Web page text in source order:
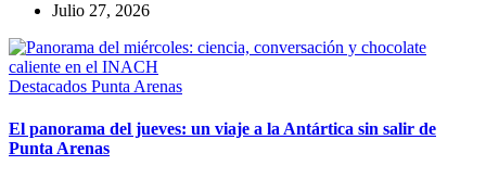
Julio 27, 2026
Destacados Punta Arenas
El panorama del jueves: un viaje a la Antártica sin salir de
Punta Arenas